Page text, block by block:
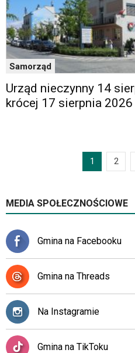
Samorząd
Urząd nieczynny 14
krócej 17 sierpnia 2026
1 2
MEDIA SPOŁECZNOŚCIOWE
Gmina na Facebooku
Gmina na Threads
Na Instagramie
Gmina na TikToku